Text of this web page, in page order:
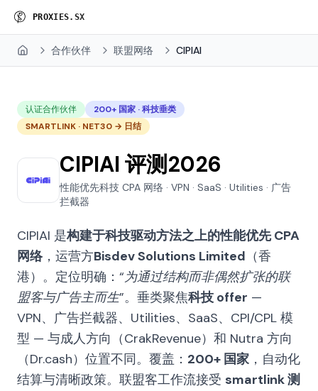
PROXI ES. SX
Home 合作伙伴 联盟网络 CIPIAI
认证合作伙伴
200+ 国家 · 科技垂类
SMARTLINK · NET30 → 日结
CIPIAI 评测2026
性能优先科技 CPA 网络 · VPN · SaaS · Utilities · 广告
拦截器
CIPIAI 是构建于科技驱动方法之上的性能优先 CPA
网络，运营方Bisdev Solutions Limited （香
港）。定位明确： “为通过结构而非偶然扩张的联
盟客与广告主而生”。垂类聚焦科技 offer —
VPN、广告拦截器、Utilities、SaaS、CPI/CPL 模
型 — 与成人方向（CrakRevenue）和 Nutra 方向
（Dr.cash）位置不同。覆盖： 200+ 国家 ，自动化
结算与清晰政策。联盟客工作流接受 smartlink 测